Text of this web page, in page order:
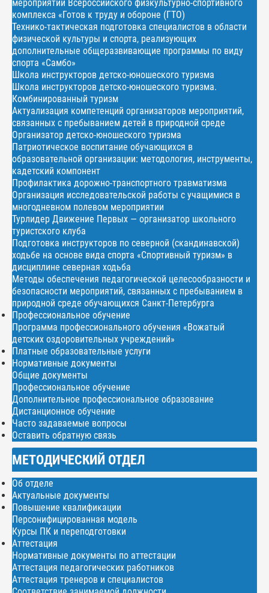
мероприятий Всероссийского физкультурно-спортивного
комплекса «Готов к труду и обороне (ГТО)
Технико-тактическая подготовка специалистов в области
физической культуры и спорта, реализующих
дополнительные общеразвивающие программы по виду
спорта «Самбо»
Школа инструкторов детско-юношеского туризма
Школа инструкторов детско-юношеского туризма.
Комбинированный туризм
Актуализация компетенций организаторов мероприятий,
связанных с пребыванием детей в природной среде
Организатор детско-юношеского туризма
Патриотическое воспитание обучающихся в
образовательной организации: методология, инструменты,
кадетский компонент
Профилактика дорожно-транспортного травматизма
Организация исследовательской работы с учащимися в
многодневном полевом мероприятии
Турлидер Движение Первых — организатор школьного
туристского клуба
Подготовка инструкторов по северной (скандинавской)
ходьбе на основе вида спорта «Спортивный туризм» в
дисциплине северная ходьба
Методы обеспечения педагогической целесообразности и
безопасности мероприятий, связанных с пребыванием в
природной среде обучающихся Санкт-Петербурга
Профессиональное обучение
Программа профессионального обучения «Вожатый
детских оздоровительных учреждений»
Платные образовательные услуги
Нормативные документы
Общие документы
Профессиональное обучение
Дополнительное профессиональное образование
Дистанционное обучение
Часто задаваемые вопросы
Оставить обратную связь
МЕТОДИЧЕСКИЙ ОТДЕЛ
Об отделе
Актуальные документы
Повышение квалификации
Персонифицированная модель
Курсы ПК и переподготовки
Аттестация
Нормативные документы по аттестации
Аттестация педагогических работников
Аттестация тренеров и специалистов